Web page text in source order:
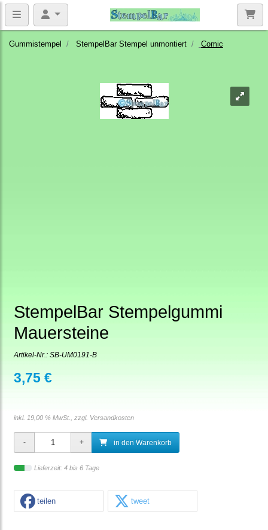
Gummistempel StempelBar Stempel unmontiert Comic
StempelBar Stempelgummi
Mauersteine
Artikel-Nr.: SB-UM0191-B
3,75 €
inkl. 19,00 % MwSt., zzgl. Versandkosten
in den Warenkorb
Lieferzeit: 4 bis 6 Tage
teilen tweet